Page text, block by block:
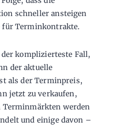
schneller ansteigen
für Terminkontrakte.
komplizierteste Fall,
der aktuelle
als der Terminpreis,
jetzt zu verkaufen,
Terminmärkten werden
und einige davon –